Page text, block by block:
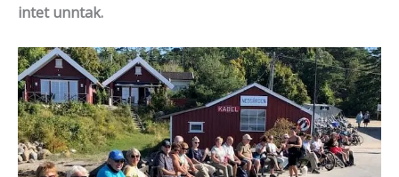
intet unntak.